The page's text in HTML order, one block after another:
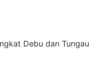
Debu dan Tungau